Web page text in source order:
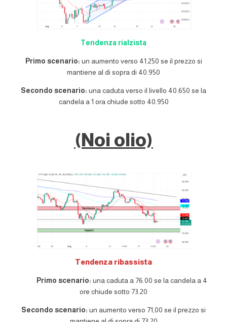
Tendenza rialzista
Primo scenario: un aumento verso 41.250 se il prezzo si
mantiene al di sopra di 40.950
Secondo scenario: una caduta verso il livello 40.650 se la
candela a 1 ora chiude sotto 40.950
(Noi olio)
Tendenza ribassista
Primo scenario: una caduta a 76.00 se la candela a 4
ore chiude sotto 73.20
Secondo scenario: un aumento verso 71,00 se il prezzo si